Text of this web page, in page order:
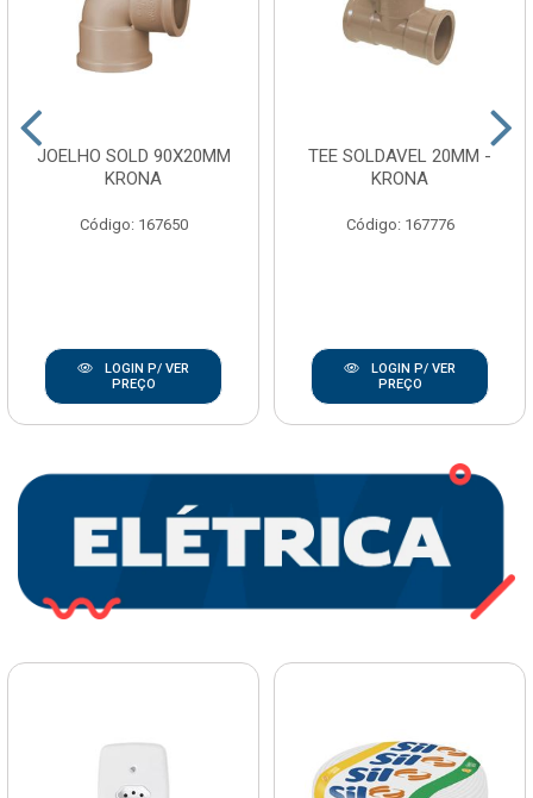
JOELHO SOLD 90X20MM
KRONA
Código: 167650
LOGIN P/ VER
PREÇO
TEE SOLDAVEL 20MM -
KRONA
Código: 167776
LOGIN P/ VER
PREÇO